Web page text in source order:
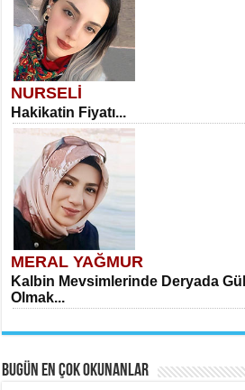
NURSELİ
Hakikatin Fiyatı...
MERAL YAĞMUR
Kalbin Mevsimlerinde Deryada Gül
Olmak...
BUGÜN EN ÇOK OKUNANLAR